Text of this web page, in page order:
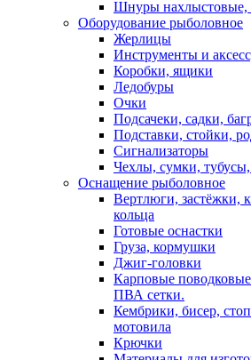
Шнуры нахлыстовые,
Оборудование рыболовное
Жерлицы
Инструменты и
Коробки, ящики
Ледобуры
Очки
Подсачеки, садки,
Подставки, стойки,
Сигнализаторы
Чехлы, сумки, тубусы,
Оснащение рыболовное
Вертлюги, застёжки,
кольца
Готовые оснастки
Груза, кормушки
Джиг-головки
Карповые
ПВА сетки.
Кембрики, бисер,
мотовила
Крючки